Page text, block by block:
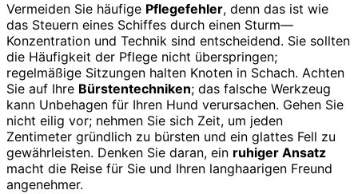
Vermeiden Sie häufige Pflegefehler, denn das ist wie
das Steuern eines Schiffes durch einen Sturm—
Konzentration und Technik sind entscheidend. Sie sollten
die Häufigkeit der Pflege nicht überspringen;
regelmäßige Sitzungen halten Knoten in Schach. Achten
Sie auf Ihre Bürstentechniken; das falsche Werkzeug
kann Unbehagen für Ihren Hund verursachen. Gehen Sie
nicht eilig vor; nehmen Sie sich Zeit, um jeden
Zentimeter gründlich zu bürsten und ein glattes Fell zu
gewährleisten. Denken Sie daran, ein ruhiger Ansatz
macht die Reise für Sie und Ihren langhaarigen Freund
angenehmer.